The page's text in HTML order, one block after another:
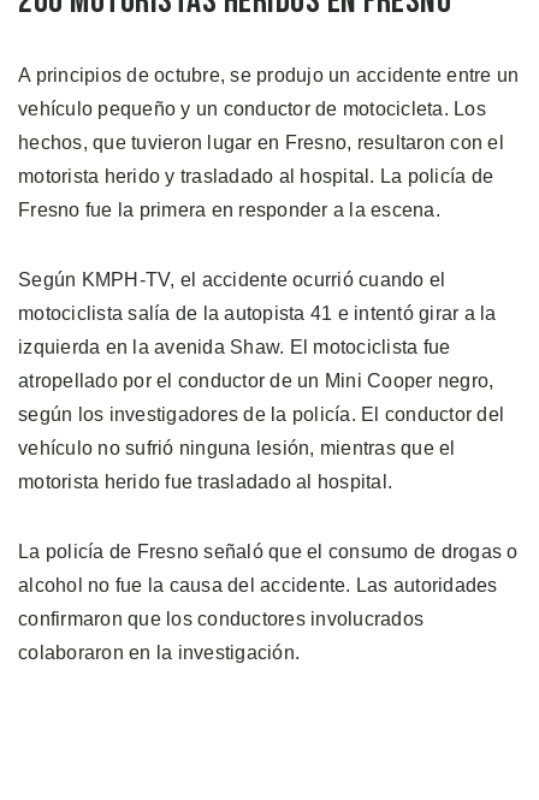
A principios de octubre, se produjo un accidente entre un
vehículo pequeño y un conductor de motocicleta. Los
hechos, que tuvieron lugar en Fresno, resultaron con el
motorista herido y trasladado al hospital. La policía de
Fresno fue la primera en responder a la escena.
Según KMPH-TV, el accidente ocurrió cuando el
motociclista salía de la autopista 41 e intentó girar a la
izquierda en la avenida Shaw. El motociclista fue
atropellado por el conductor de un Mini Cooper negro,
según los investigadores de la policía. El conductor del
vehículo no sufrió ninguna lesión, mientras que el
motorista herido fue trasladado al hospital.
La policía de Fresno señaló que el consumo de drogas o
alcohol no fue la causa del accidente. Las autoridades
confirmaron que los conductores involucrados
colaboraron en la investigación.